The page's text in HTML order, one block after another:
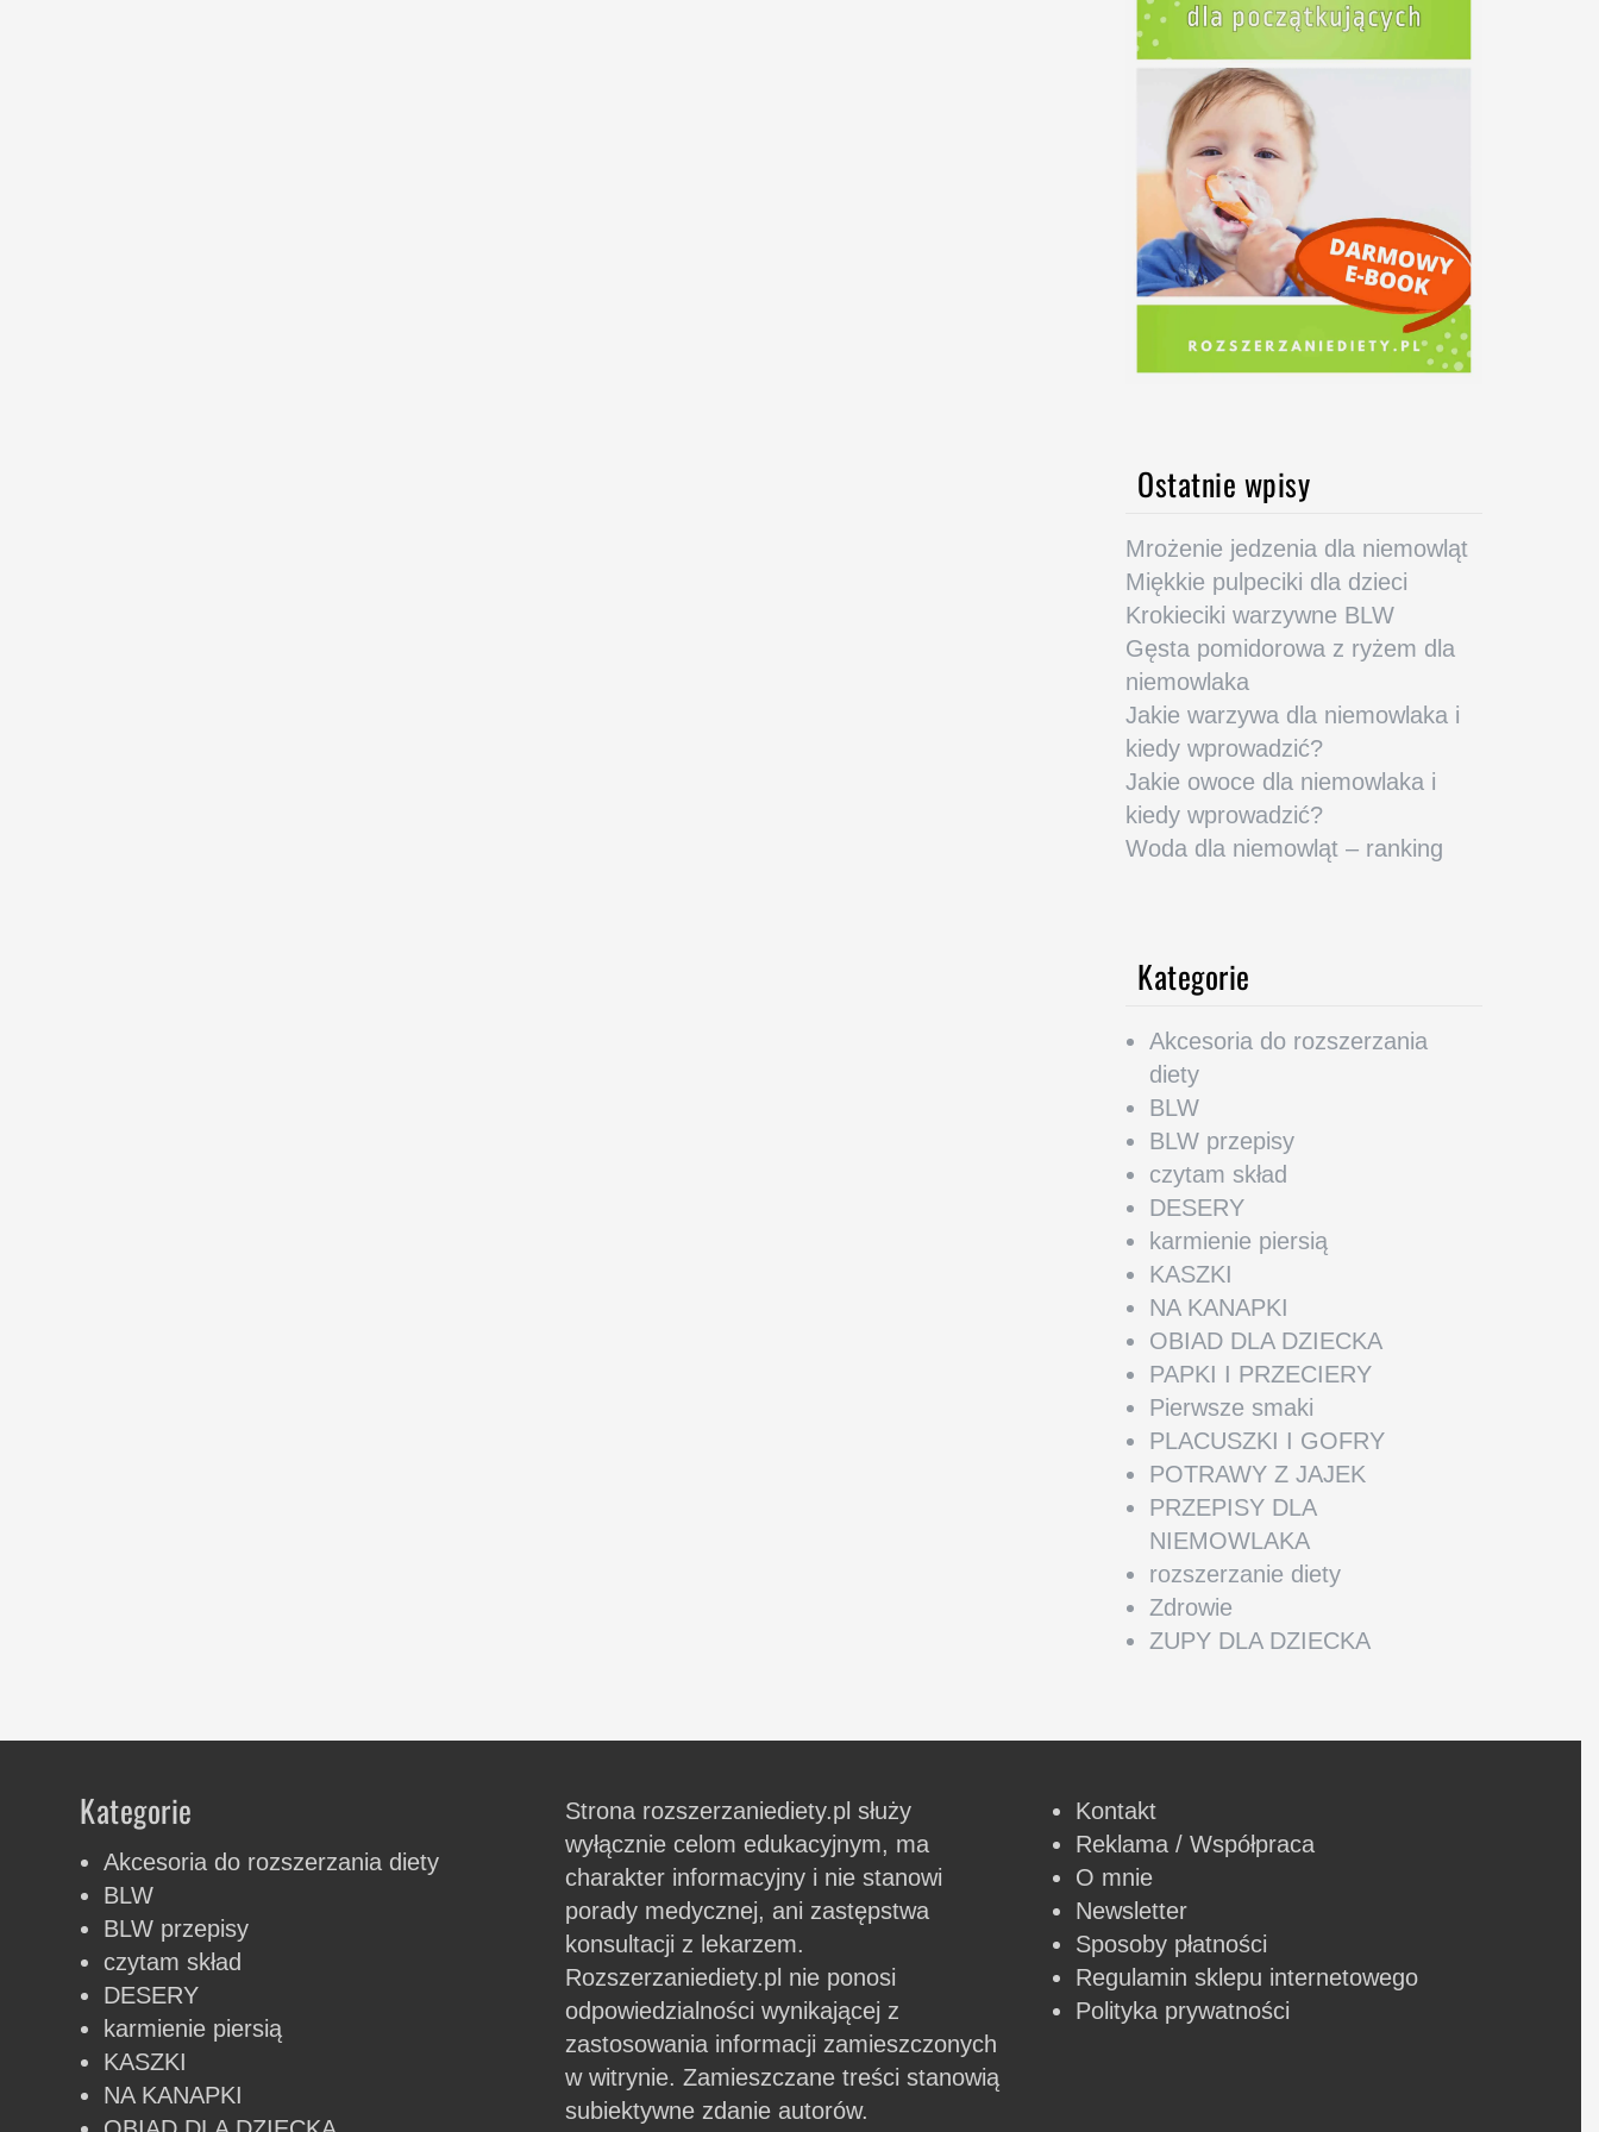
Ostatnie wpisy
Mrożenie jedzenia dla niemowląt
Miękkie pulpeciki dla dzieci
Krokieciki warzywne BLW
Gęsta pomidorowa z ryżem dla
niemowlaka
Jakie warzywa dla niemowlaka i
kiedy wprowadzić?
Jakie owoce dla niemowlaka i
kiedy wprowadzić?
Woda dla niemowląt – ranking
Kategorie
Akcesoria do rozszerzania
diety
BLW
BLW przepisy
czytam skład
DESERY
karmienie piersią
KASZKI
NA KANAPKI
OBIAD DLA DZIECKA
PAPKI I PRZECIERY
Pierwsze smaki
PLACUSZKI I GOFRY
POTRAWY Z JAJEK
PRZEPISY DLA
NIEMOWLAKA
rozszerzanie diety
Zdrowie
ZUPY DLA DZIECKA
Kategorie
Akcesoria do rozszerzania diety
BLW
BLW przepisy
czytam skład
DESERY
karmienie piersią
KASZKI
NA KANAPKI
Strona rozszerzaniediety.pl służy
wyłącznie celom edukacyjnym, ma
charakter informacyjny i nie stanowi
porady medycznej, ani zastępstwa
konsultacji z lekarzem.
Rozszerzaniediety.pl nie ponosi
odpowiedzialności wynikającej z
zastosowania informacji zamieszczonych
w witrynie.Zamieszczane treści stanowią
subiektywne zdanie autorów.
Kontakt
Reklama / Współpraca
O mnie
Newsletter
Sposoby płatności
Regulamin sklepu internetowego
Polityka prywatności